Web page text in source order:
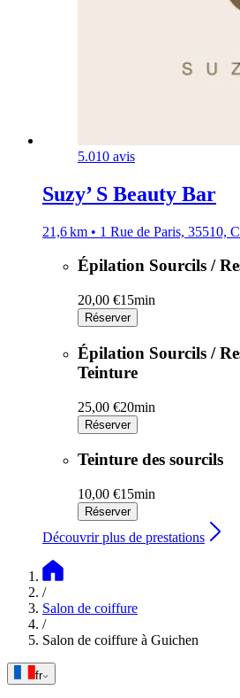
5.010 avis
Suzy’ S Beauty Bar
21,6 km • 1 Rue de Paris, 35510,
Épilation Sourcils /
20,00 €15min
Réserver
Épilation Sourcils /
Teinture
25,00 €20min
Réserver
Teinture des sourcils
10,00 €15min
Réserver
Découvrir plus de prestations
/
Salon de coiffure
/
Salon de coiffure à Guichen
fr